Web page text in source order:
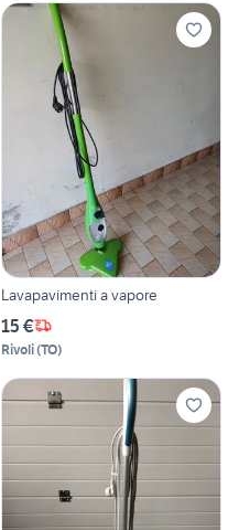
Lavapavimenti a vapore
15 €
Rivoli(TO)